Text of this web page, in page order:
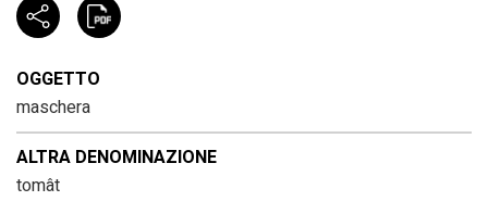
OGGETTO
maschera
ALTRA DENOMINAZIONE
tomât